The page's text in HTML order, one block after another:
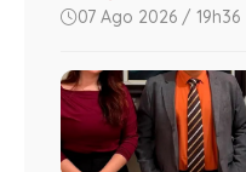
07 Ago 2026 / 19h36